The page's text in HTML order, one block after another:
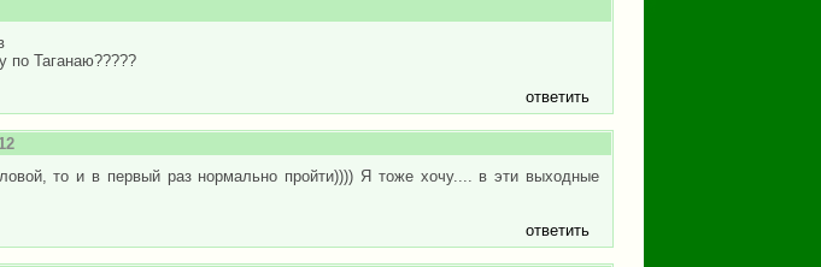
по Таганаю?????
ответить
то и в первый раз нормально пройти)))) Я тоже хочу.... в эти выходные
ответить